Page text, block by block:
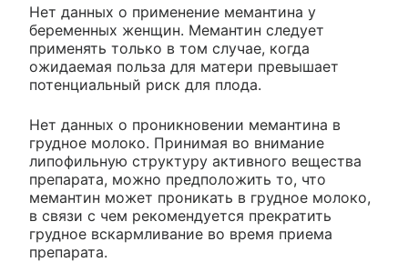
Нет данных о применение мемантина у
беременных женщин. Мемантин следует
применять только в том случае, когда
ожидаемая польза для матери превышает
потенциальный риск для плода.
Нет данных о проникновении мемантина в
грудное молоко. Принимая во внимание
липофильную структуру активного вещества
препарата, можно предположить то, что
мемантин может проникать в грудное молоко,
в связи с чем рекомендуется прекратить
грудное вскармливание во время приема
препарата.